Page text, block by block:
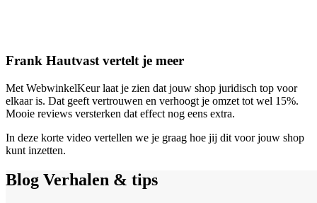
Frank Hautvast vertelt je meer
Met WebwinkelKeur laat je zien dat jouw shop juridisch top voor
elkaar is. Dat geeft vertrouwen en verhoogt je omzet tot wel 15%.
Mooie reviews versterken dat effect nog eens extra.
In deze korte video vertellen we je graag hoe jij dit voor jouw shop
kunt inzetten.
Blog Verhalen & tips